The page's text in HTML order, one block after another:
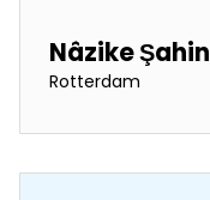
Nâzike Şahin
Rotterdam